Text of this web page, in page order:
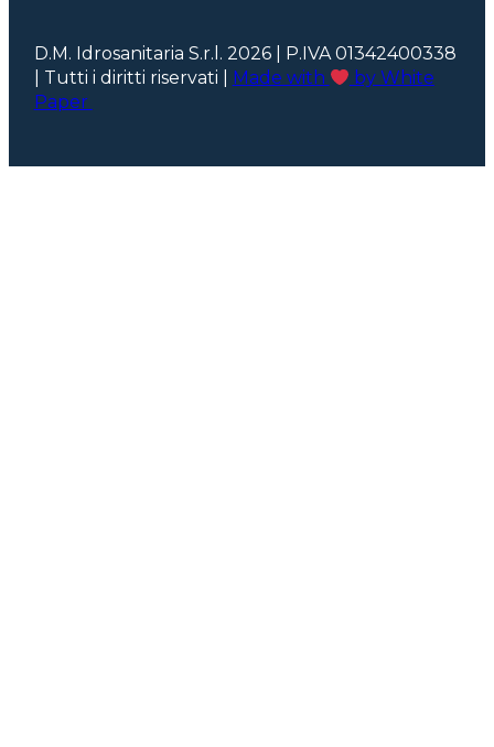
D.M. Idrosanitaria S.r.l. 2026 | P.IVA 01342400338
| Tutti i diritti riservati |
Made with
by White
Paper